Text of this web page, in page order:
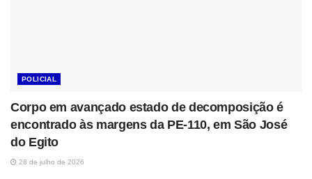
POLICIAL
Corpo em avançado estado de decomposição é
encontrado às margens da PE-110, em São José
do Egito
28 de julho de 2026